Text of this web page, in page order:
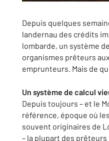
Depuis quelques
landernau des crédits
lombarde, un système
organismes prêteurs
emprunteurs. Mais de
Un système de calcul
Depuis toujours – et le
référence, époque où
souvent originaires de
– la plupart des prêteurs